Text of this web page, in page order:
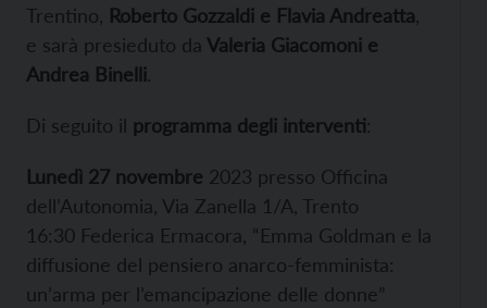
Trentino, Roberto Gozzaldi e Flavia Andreatta
e sarà presieduto da Valeria Giacomoni e
Andrea Binelli.
Di seguito il programma degli interventi:
Lunedì 27 novembre 2023 presso Officina
dell’Autonomia, Via Zanella 1/A, Trento
16:30 Federica Ermacora, “Emma Goldman e la
diffusione del pensiero anarco-femminista:
un’arma per l’emancipazione delle donne”